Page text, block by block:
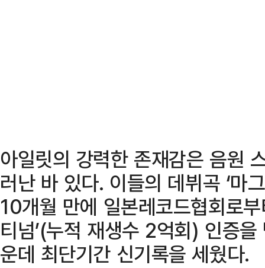
아일릿의 강력한 존재감은 음원
러난 바 있다. 이들의 데뷔곡 ‘
10개월 만에 일본레코드협회로
티넘’(누적 재생수 2억회) 인증
운데 최단기간 신기록을 세웠다.